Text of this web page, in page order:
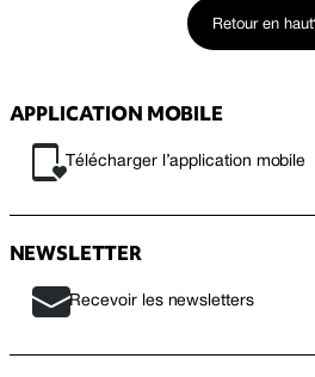
Retour en haut
APPLICATION MOBILE
Télécharger l’application mobile
NEWSLETTER
Recevoir les newsletters